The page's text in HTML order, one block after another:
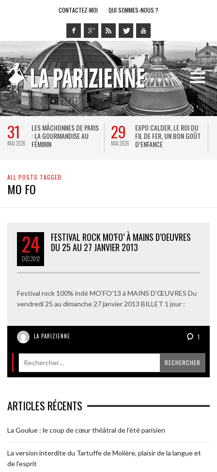
CONTACTEZ-MOI QUI SOMMES-NOUS ?
31
MAI 2026
LES MÂCHONNES DE PARIS
: LA GOURMANDISE AU
FÉMININ
29
MAI 2026
EXPO CALDER, LE ROI DU
FIL DE FER, UN BON GOÛT
D’ENFANCE
ALL POSTS TAGGED
MO FO
24
DÉC2012
FESTIVAL ROCK MO’FO’ À MAINS D’OEUVRES
DU 25 AU 27 JANVIER 2013
Festival rock 100% indé MO’FO’13 à MAINS D’ŒUVRES Du
vendredi 25 au dimanche 27 janvier 2013 BILLET 1 jour :
LA PARIZIENNE 1
ARTICLES RÉCENTS
La Goulue : le coup de cœur théâtral de l’été parisien
La version interdite du Tartuffe de Molière, plaisir de la langue et
de l’esprit